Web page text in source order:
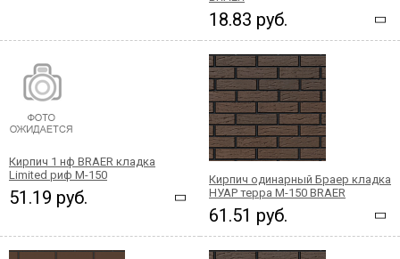
18.83 руб.
Кирпич 1 нф BRAER кладка
Limited риф М-150
51.19 руб.
Кирпич одинарный Браер кладка
НУАР терра М-150 BRAER
61.51 руб.